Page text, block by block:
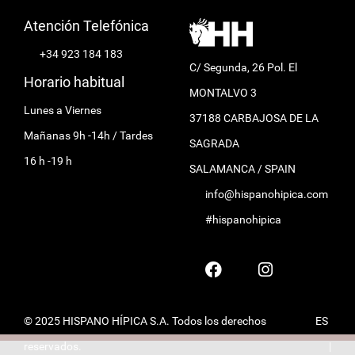
Atención Telefónica
+34 923 184 183
Horario habitual
Lunes a Viernes
Mañanas 9h -14h / Tardes
16 h -19 h
C/ Segunda, 26 Pol. El
MONTALVO 3
37188 CARBAJOSA DE LA
SAGRADA
SALAMANCA / SPAIN
info@hispanohipica.com
#hispanohipica
© 2025 HISPANO HÍPICA S.A. Todos los derechos
reservados.
ES